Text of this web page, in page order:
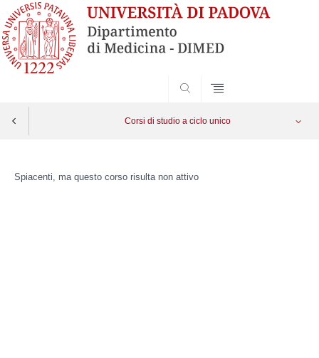
Corsi di studio a ciclo unico
content
Spiacenti, ma questo corso risulta non attivo